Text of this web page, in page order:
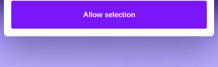
Allow selection